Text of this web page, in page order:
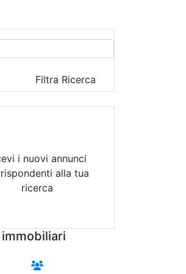
Filtra Ricerca
i nuovi annunci
alla tua
ricerca